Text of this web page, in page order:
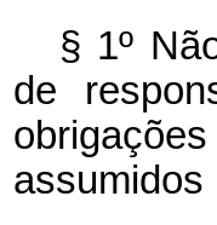
§ 1º
de
assumidos